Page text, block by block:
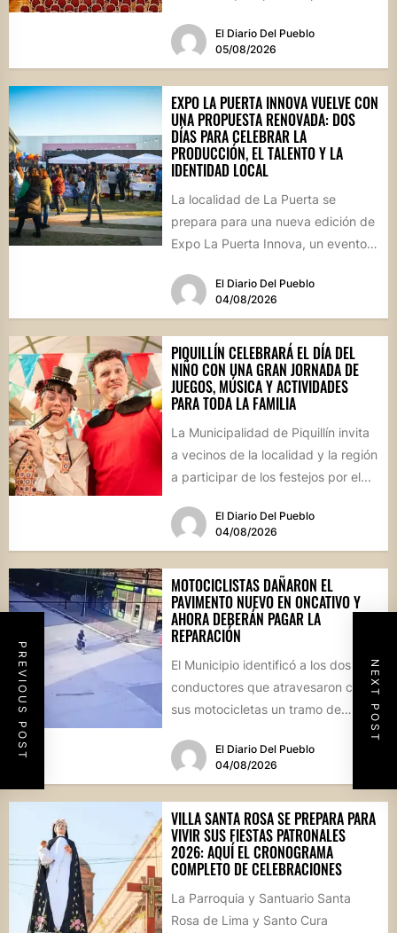
PREVIOUS POST NEXT POST
El Diario Del Pueblo
05/08/2026
EXPO LA PUERTA INNOVA VUELVE CON
UNA PROPUESTA RENOVADA: DOS
DÍAS PARA CELEBRAR LA
PRODUCCIÓN, EL TALENTO Y LA
IDENTIDAD LOCAL
La localidad de La Puerta se
prepara para una nueva edición de
Expo La Puerta Innova, un evento
El Diario Del Pueblo
04/08/2026
PIQUILLÍN CELEBRARÁ EL DÍA DEL
NIÑO CON UNA GRAN JORNADA DE
JUEGOS, MÚSICA Y ACTIVIDADES
PARA TODA LA FAMILIA
La Municipalidad de Piquillín invita
a vecinos de la localidad y la región
a participar de los festejos por el...
El Diario Del Pueblo
04/08/2026
MOTOCICLISTAS DAÑARON EL
PAVIMENTO NUEVO EN ONCATIVO Y
AHORA DEBERÁN PAGAR LA
REPARACIÓN
El Municipio identificó a los dos
conductores que atravesaron con
sus motocicletas un tramo de
calle...
El Diario Del Pueblo
04/08/2026
VILLA SANTA ROSA SE PREPARA PARA
VIVIR SUS FIESTAS PATRONALES
2026: AQUÍ EL CRONOGRAMA
COMPLETO DE CELEBRACIONES
La Parroquia y Santuario Santa
Rosa de Lima y Santo Cura